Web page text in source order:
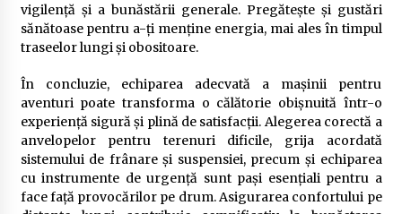
vigilență și a bunăstării generale. Pregătește și gustări
sănătoase pentru a-ți menține energia, mai ales în timpul
traseelor lungi și obositoare.
În concluzie, echiparea adecvată a mașinii pentru
aventuri poate transforma o călătorie obișnuită într-o
experiență sigură și plină de satisfacții. Alegerea corectă a
anvelopelor pentru terenuri dificile, grija acordată
sistemului de frânare și suspensiei, precum și echiparea
cu instrumente de urgență sunt pași esențiali pentru a
face față provocărilor pe drum. Asigurarea confortului pe